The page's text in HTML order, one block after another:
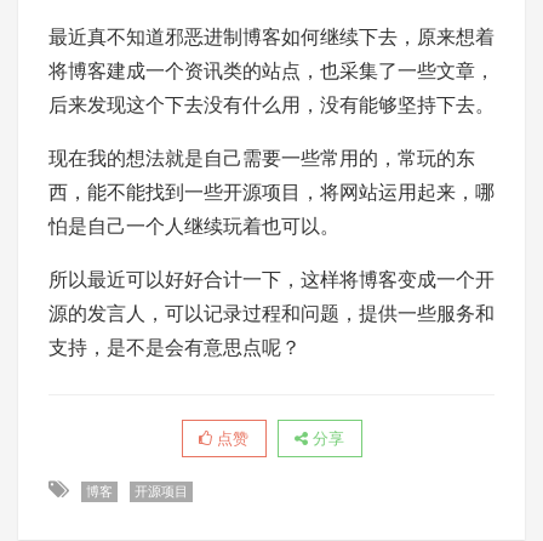
最近真不知道邪恶进制博客如何继续下去，原来想着
将博客建成一个资讯类的站点，也采集了一些文章，
后来发现这个下去没有什么用，没有能够坚持下去。
现在我的想法就是自己需要一些常用的，常玩的东
西，能不能找到一些开源项目，将网站运用起来，哪
怕是自己一个人继续玩着也可以。
所以最近可以好好合计一下，这样将博客变成一个开
源的发言人，可以记录过程和问题，提供一些服务和
支持，是不是会有意思点呢？
点赞 分享
博客 开源项目